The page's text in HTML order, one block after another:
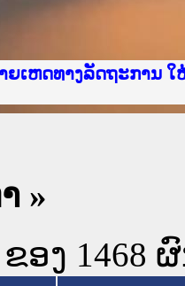
ງລັດຖະການ ແລະ ແອັ
ເຫດທາງລັດຖະການ
ຕັ້ງປະຕິບັດວຽກງານຈົ
ານຈົດໝາຍເຫດທາງລັ
ານຈົດໝາຍເຫດທາງລັ
ເວັບໄຊຈົດໝາຍເຫດ
ເວັບໄຊຈົດໝາຍເຫດ
ດທາງລັດຖະການໃຫ້ຜູ້
ເຫດທາງລັດຖະການ ໃ
»
ອງ 1468